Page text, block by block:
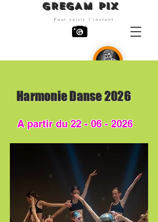
GREGAM PIX
Pour saisir l'instant
Harmonie Danse 2026
A partir du22 - 06 - 2026